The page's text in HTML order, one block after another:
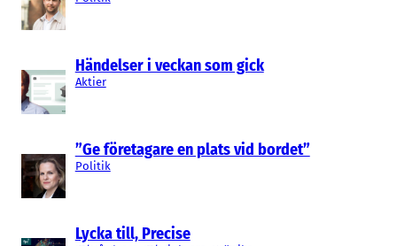
Händelser i veckan som gick
Aktier
”Ge företagare en plats vid bordet”
Politik
Lycka till, Precise